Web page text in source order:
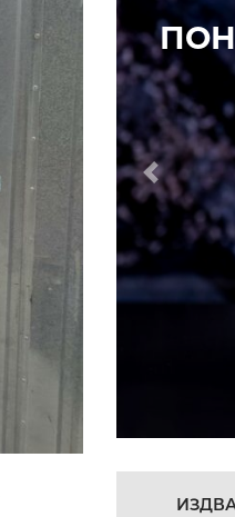
7. ЈУН 2010.
Eпископ
Жугићу –
Артемију
15. ЈАНУАР
Eпископ
напад на
КФОР и